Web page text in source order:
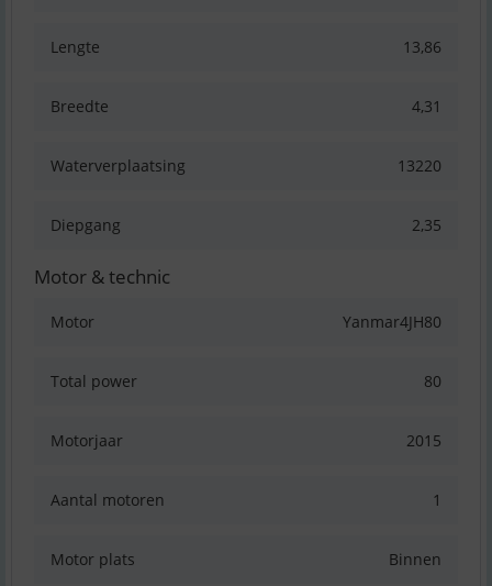
Lengte 13,86
Breedte 4,31
Waterverplaatsing 13220
Diepgang 2,35
Motor & technic
Motor Yanmar4JH80
Total power 80
Motorjaar 2015
Aantal motoren 1
Motor plats Binnen